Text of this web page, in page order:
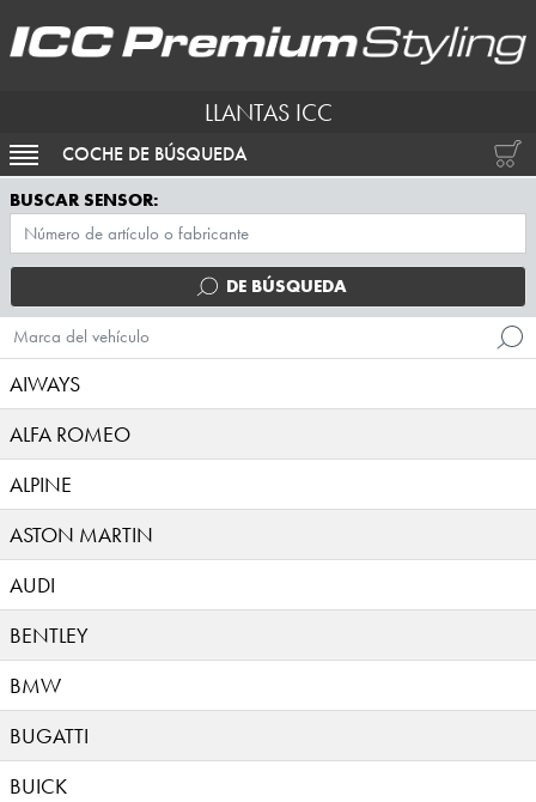
LLANTAS ICC
ACTIVAR NAVEGACIÓN
COCHE DE BÚSQUEDA
BUSCAR SENSOR:
DE BÚSQUEDA
Marca del vehículo
AIWAYS
ALFA ROMEO
ALPINE
ASTON MARTIN
AUDI
BENTLEY
BMW
BUGATTI
BUICK